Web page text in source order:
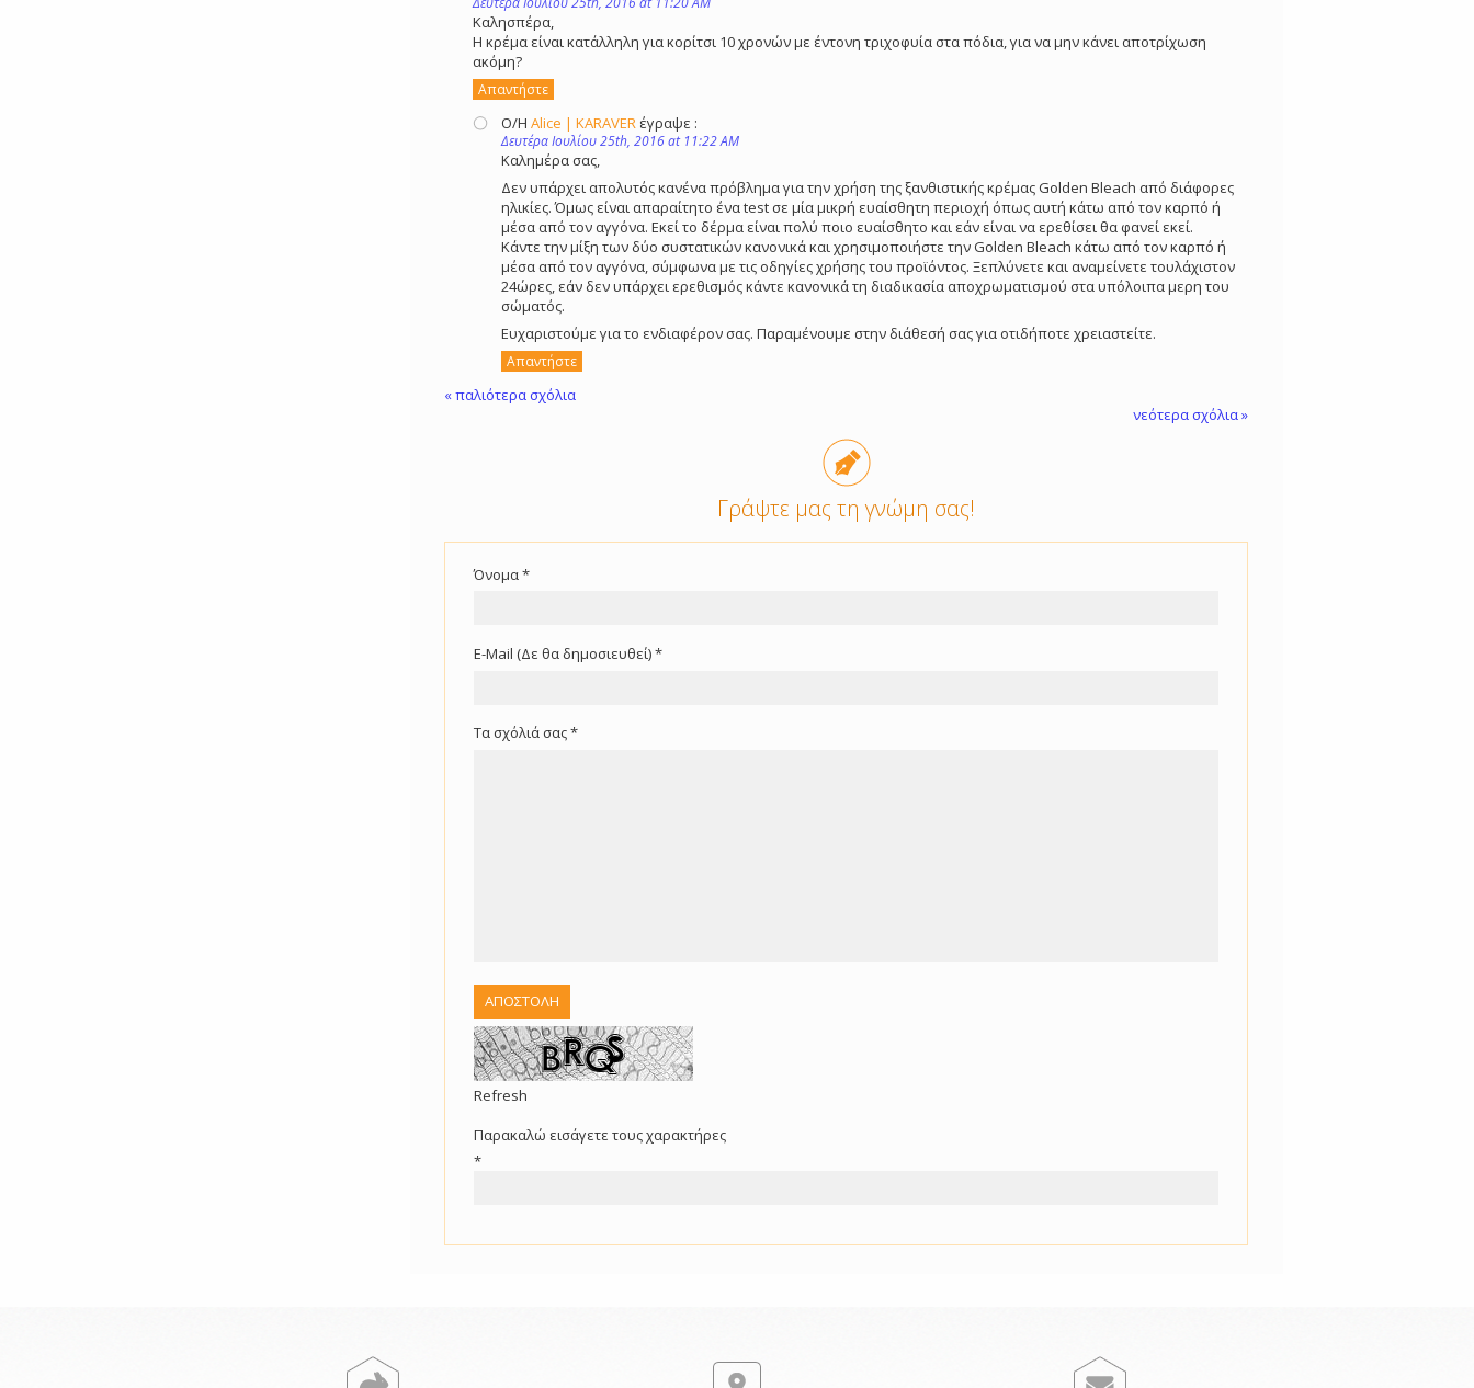
Καλησπέρα,
Η κρέμα είναι κατάλληλη για κορίτσι 10 χρονών με έντονη τριχοφυία στα πόδια, για να μην κάνει αποτρίχωση
ακόμη?
Απαντήστε
Ο/ΗAlice | KARAVER έγραψε :
Δευτέρα Ιουλίου 25th, 2016 at 11:22 AM
Καλημέρα σας,
Δεν υπάρχει απολυτός κανένα πρόβλημα για την χρήση της ξανθιστικής κρέμας Golden Bleach από διάφορες
ηλικίες. Όμως είναι απαραίτητο ένα test σε μία μικρή ευαίσθητη περιοχή όπως αυτή κάτω από τον καρπό ή
μέσα από τον αγγόνα. Εκεί το δέρμα είναι πολύ ποιο ευαίσθητο και εάν είναι να ερεθίσει θα φανεί εκεί.
Κάντε την μίξη των δύο συστατικών κανονικά και χρησιμοποιήστε την Golden Bleach κάτω από τον καρπό ή
μέσα από τον αγγόνα, σύμφωνα με τις οδηγίες χρήσης του προϊόντος. Ξεπλύνετε και αναμείνετε τουλάχιστον
24ώρες, εάν δεν υπάρχει ερεθισμός κάντε κανονικά τη διαδικασία αποχρωματισμού στα υπόλοιπα μερη του
σώματός.
Ευχαριστούμε για το ενδιαφέρον σας. Παραμένουμε στην διάθεσή σας για οτιδήποτε χρειαστείτε.
Απαντήστε
« παλιότερα σχόλια
νεότερα σχόλια »
Γράψτε μας τη γνώμη σας!
Όνομα *
E-Mail (Δε θα δημοσιευθεί) *
Τα σχόλιά σας *
Refresh
Παρακαλώ εισάγετε τους χαρακτήρες
*